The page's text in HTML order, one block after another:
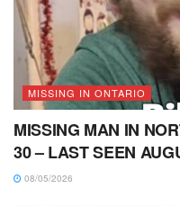
MISSING IN ONTARIO
MISSING MAN IN
30 – LAST SEEN
08/05/2026